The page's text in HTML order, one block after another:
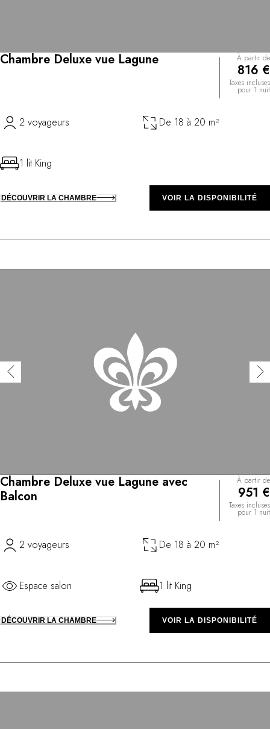
Chambre Deluxe vue Lagune À partir de
816 €
Taxes incluses
pour 1 nuit
2 voyageurs De 18 à 20 m²
1 lit King
DÉCOUVRIR LA CHAMBRE VOIR LA DISPONIBILITÉ
Chambre Deluxe vue Lagune avec
Balcon
À partir de
951 €
Taxes incluses
pour 1 nuit
2 voyageurs De 18 à 20 m²
Espace salon 1 lit King
DÉCOUVRIR LA CHAMBRE VOIR LA DISPONIBILITÉ